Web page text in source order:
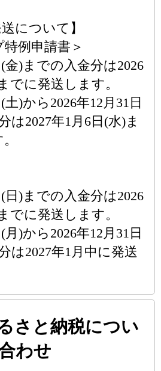
について】
例申請書＞
金)までの入金分は2026
でに発送します。
土)から2026年12月31日
は2027年1月6日(水)ま
日)までの入金分は2026
でに発送します。
月)から2026年12月31日
は2027年1月中に発送
さと納税につい
わせ